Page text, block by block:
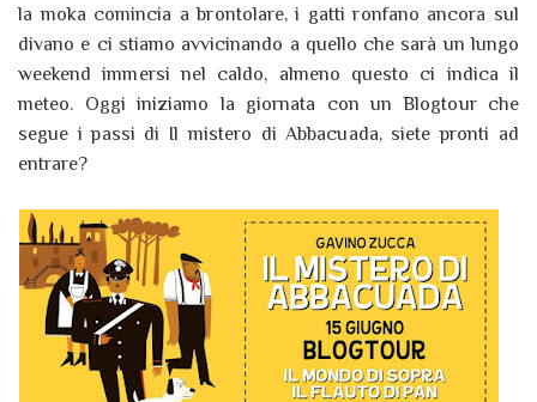
la moka comincia a brontolare, i gatti ronfano ancora sul
divano e ci stiamo avvicinando a quello che sarà un lungo
weekend immersi nel caldo, almeno questo ci indica il
meteo. Oggi iniziamo la giornata con un Blogtour che
segue i passi di Il mistero di Abbacuada, siete pronti ad
entrare?